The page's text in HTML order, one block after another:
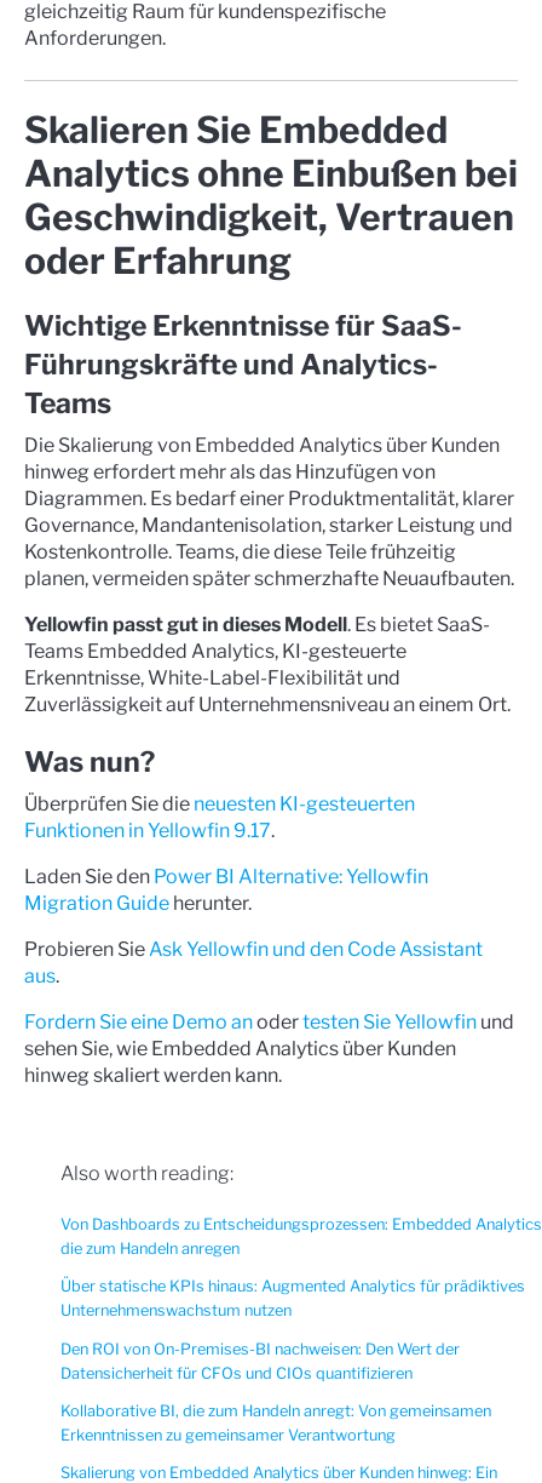
gleichzeitig Raum für kundenspezifische
Anforderungen.
Skalieren Sie Embedded
Analytics ohne Einbußen bei
Geschwindigkeit, Vertrauen
oder Erfahrung
Wichtige Erkenntnisse für SaaS-
Führungskräfte und Analytics-
Teams
Die Skalierung von Embedded Analytics über Kunden
hinweg erfordert mehr als das Hinzufügen von
Diagrammen. Es bedarf einer Produktmentalität, klarer
Governance, Mandantenisolation, starker Leistung und
Kostenkontrolle. Teams, die diese Teile frühzeitig
planen, vermeiden später schmerzhafte Neuaufbauten.
Yellowfin passt gut in dieses Modell. Es bietet SaaS-
Teams Embedded Analytics, KI-gesteuerte
Erkenntnisse, White-Label-Flexibilität und
Zuverlässigkeit auf Unternehmensniveau an einem Ort.
Was nun?
Überprüfen Sie die neuesten KI-gesteuerten
Funktionen in Yellowfin 9.17.
Laden Sie den Power BI Alternative: Yellowfin
Migration Guide herunter.
Probieren SieAsk Yellowfin und den Code Assistant
aus.
Fordern Sie eine Demo anodertesten Sie Yellowfin und
sehen Sie, wie Embedded Analytics über Kunden
hinweg skaliert werden kann.
Also worth reading:
Von Dashboards zu Entscheidungsprozessen: Embedded
die zum Handeln anregen
Über statische KPIs hinaus: Augmented Analytics für prädiktives
Unternehmenswachstum nutzen
Den ROI von On-Premises-BI nachweisen: Den Wert der
Datensicherheit für CFOs und CIOs quantifizieren
Kollaborative BI, die zum Handeln anregt: Von gemeinsamen
Erkenntnissen zu gemeinsamer Verantwortung
Skalierung von Embedded Analytics über Kunden hinweg: Ein